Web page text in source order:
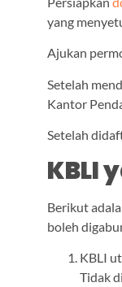
yang
Ajukan
Setelah
Kantor
Setelah
KBLI
Berikut
boleh
KBLI
Tidak